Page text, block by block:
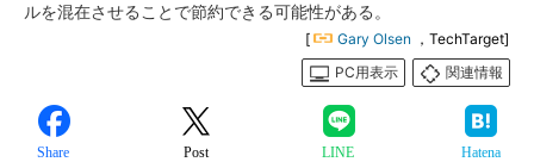
ルを混在させることで節約できる可能性がある。
[ Gary Olsen ，TechTarget]
PC用表示
関連情報
Share Post LINE Hatena